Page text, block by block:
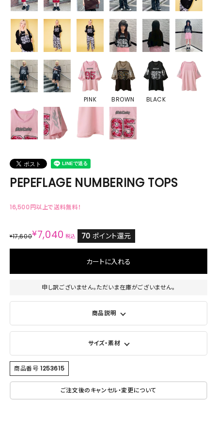
PINK BROWN BLACK
PEPEFLAGE NUMBERING TOPS
16,500円以上で送料無料！
¥17,600¥7,040 税込 70 ポイント還元
カートに入れる
申し訳ございません。ただいま在庫がございません。
商品説明
サイズ・素材
商品番号 1253615
ご注文後のキャンセル・変更について